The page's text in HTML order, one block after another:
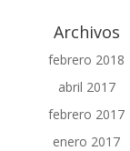
Archivos
febrero 2018
abril 2017
febrero 2017
enero 2017